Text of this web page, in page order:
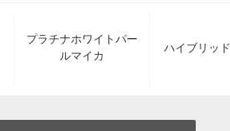
プラチナホワイトパー
ルマイカ
ハイブリッド